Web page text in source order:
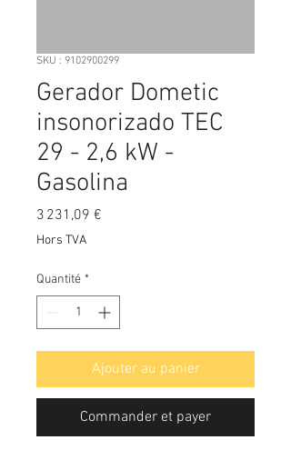
SKU : 9102900299
Gerador Dometic
insonorizado TEC
29 - 2,6 kW -
Gasolina
3 231,09 €
Hors TVA
Quantité *
Ajouter au panier
Commander et payer